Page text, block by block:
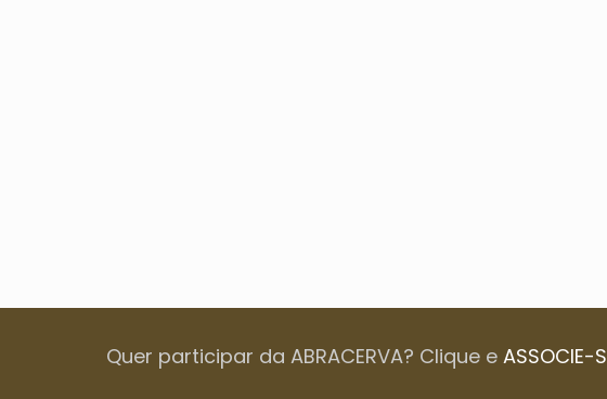
Quer participar da ABRACERVA? Clique e ASSOCIE-